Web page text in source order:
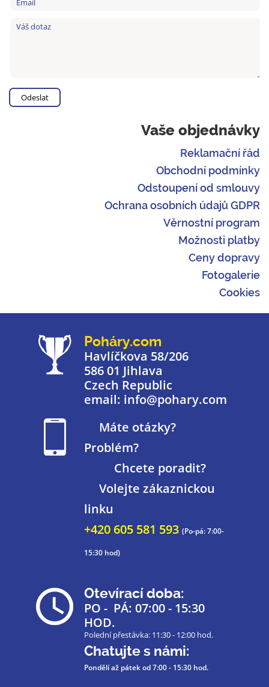
Vaše objednávky
Reklamační řád
Obchodní podmínky
Odstoupení od smlouvy
Ochrana osobních údajů GDPR
Věrnostní program
Možnosti platby
Ceny dopravy
Fotogalerie
Cookies
Poháry.com
Havlíčkova 58/206
586 01 Jihlava
Czech Republic
email: info@pohary.com
Máte otázky?
Problém?
Chcete poradit?
Volejte zákaznickou
linku
+420 605 581 593 (Po-pá: 7:00-
15:30 hod)
Otevírací doba:
PO - PÁ: 07:00 - 15:30
HOD.
Polední přestávka: 11:30 - 12:00 hod.
Chatujte s námi:
Pondělí až pátekod 7:00 - 15:30 hod.